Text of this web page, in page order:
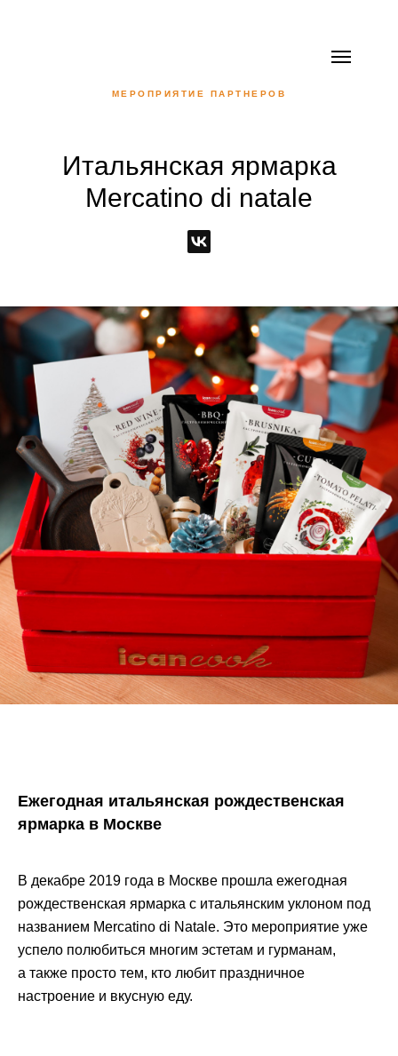
МЕРОПРИЯТИЕ ПАРТНЕРОВ
Итальянская ярмарка
Mercatino di natale
Ежегодная итальянская рождественская
ярмарка в Москве
В декабре 2019 года в Москве прошла ежегодная
рождественская ярмарка с итальянским уклоном под
названием Mercatino di Natale. Это мероприятие уже
успело полюбиться многим эстетам и гурманам,
а также просто тем, кто любит праздничное
настроение и вкусную еду.